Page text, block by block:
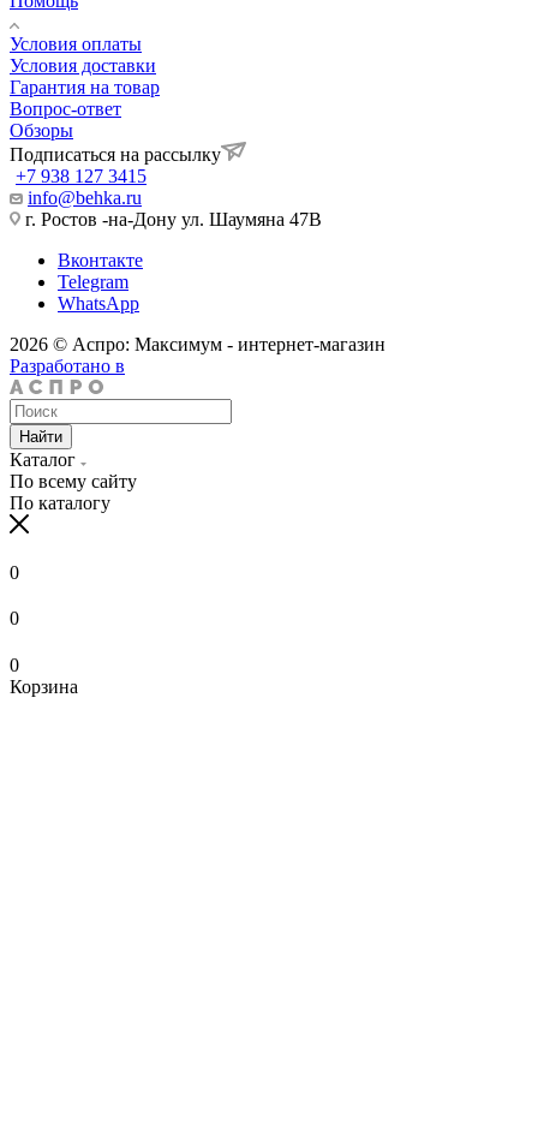
Условия оплаты
Условия доставки
Гарантия на товар
Вопрос-ответ
Обзоры
Подписаться на рассылку
+7 938 127 3415
info@behka.ru
г. Ростов -на-Дону ул. Шаумяна 47В
Вконтакте
Telegram
WhatsApp
2026 © Аспро: Максимум - интернет-магазин
Разработано в
Найти
Каталог
По всему сайту
По каталогу
0
0
0
Корзина